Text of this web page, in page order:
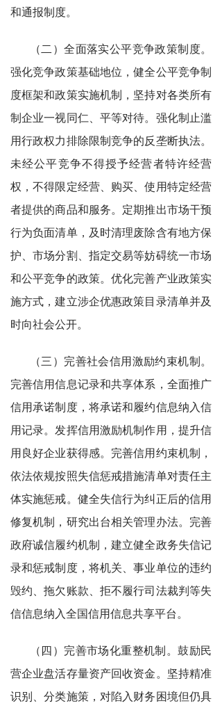
和通报制度。
（二）全面落实公平竞争政策制度。
强化竞争政策基础地位，健全公平竞争制
度框架和政策实施机制，坚持对各类所有
制企业一视同仁、平等对待。强化制止滥
用行政权力排除限制竞争的反垄断执法。
未经公平竞争不得授予经营者特许经营
权，不得限定经营、购买、使用特定经营
者提供的商品和服务。定期推出市场干预
行为负面清单，及时清理废除含有地方保
护、市场分割、指定交易等妨碍统一市场
和公平竞争的政策。优化完善产业政策实
施方式，建立涉企优惠政策目录清单并及
时向社会公开。
（三）完善社会信用激励约束机制。
完善信用信息记录和共享体系，全面推广
信用承诺制度，将承诺和履约信息纳入信
用记录。发挥信用激励机制作用，提升信
用良好企业获得感。完善信用约束机制，
依法依规按照失信惩戒措施清单对责任主
体实施惩戒。健全失信行为纠正后的信用
修复机制，研究出台相关管理办法。完善
政府诚信履约机制，建立健全政务失信记
录和惩戒制度，将机关、事业单位的违约
毁约、拖欠账款、拒不履行司法裁判等失
信信息纳入全国信用信息共享平台。
（四）完善市场化重整机制。鼓励民
营企业盘活存量资产回收资金。坚持精准
识别、分类施策，对陷入财务困境但仍具